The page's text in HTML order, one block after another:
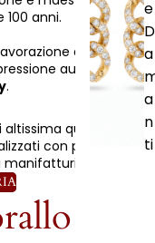
e
a
a
n
ti
anni.
artigianale
autentica
.
qualità
con passione,